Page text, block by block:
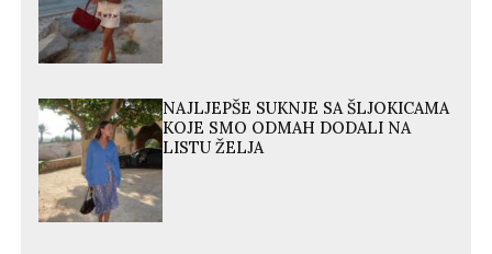
NAJLJEPŠE SUKNJE SA ŠLJOKICAMA
KOJE SMO ODMAH DODALI NA
LISTU ŽELJA